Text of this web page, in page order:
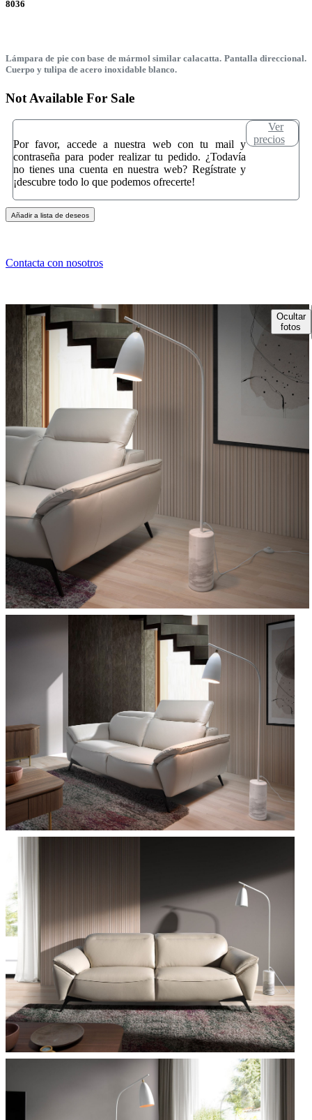
8036
Lámpara de pie con base de mármol similar calacatta. Pantalla direccional.
Cuerpo y tulipa de acero inoxidable blanco.
Not Available For Sale
Por favor, accede a nuestra web con tu mail y
contraseña para poder realizar tu pedido. ¿Todavía
no tienes una cuenta en nuestra web? Regístrate y
¡descubre todo lo que podemos ofrecerte!
Ver
precios
Añadir a lista de deseos
Contacta con nosotros
Ocultar
fotos